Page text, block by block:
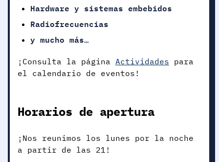
Hardware y sistemas embebidos
Radiofrecuencias
y mucho más…
¡Consulta la página Actividades para
el calendario de eventos!
Horarios de apertura
¡Nos reunimos los lunes por la noche
a partir de las 21!